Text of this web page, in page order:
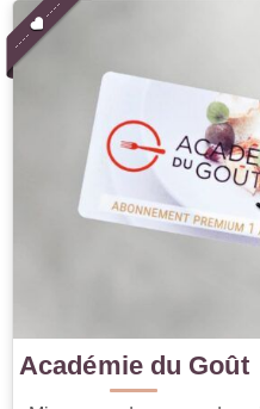
Académie du Goût